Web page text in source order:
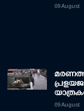
09 August
09 August